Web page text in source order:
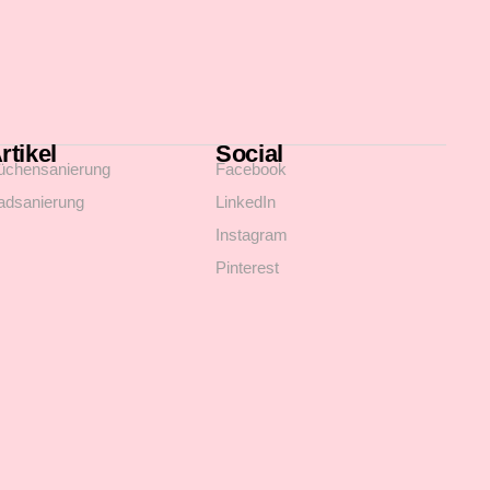
Social
Facebook
LinkedIn
Instagram
Pinterest